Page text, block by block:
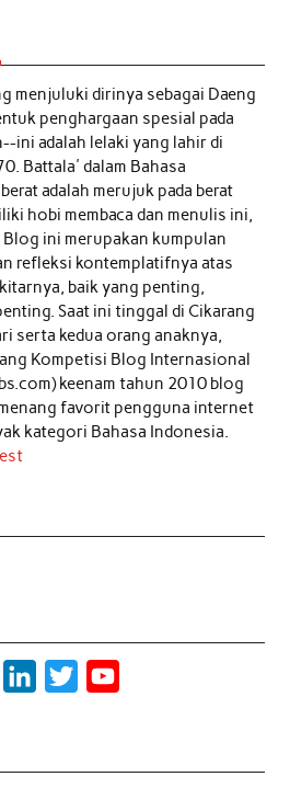
menjuluki dirinya sebagai Daeng
penghargaan spesial pada
ini adalah lelaki yang lahir di
Battala' dalam Bahasa
adalah merujuk pada berat
hobi membaca dan menulis ini,
ini merupakan kumpulan
refleksi kontemplatifnya atas
baik yang penting,
Saat ini tinggal di Cikarang
serta kedua orang anaknya,
Kompetisi Blog Internasional
keenam tahun 2010 blog
favorit pengguna internet
kategori Bahasa Indonesia.
k
t
T